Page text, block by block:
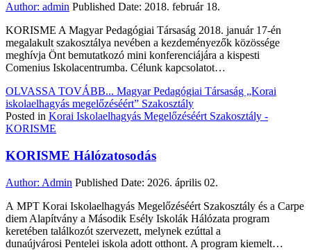
Author: admin Published Date: 2018. február 18.
KORISME A Magyar Pedagógiai Társaság 2018. január 17-én
megalakult szakosztálya nevében a kezdeményezők közössége
meghívja Önt bemutatkozó mini konferenciájára a kispesti
Comenius Iskolacentrumba. Célunk kapcsolatot…
OLVASSA TOVÁBB... Magyar Pedagógiai Társaság „Korai
iskolaelhagyás megelőzéséért” Szakosztály
Posted in Korai Iskolaelhagyás Megelőzéséért Szakosztály -
KORISME
KORISME Hálózatosodás
Author: Admin Published Date: 2026. április 02.
A MPT Korai Iskolaelhagyás Megelőzéséért Szakosztály és a Carpe
diem Alapítvány a Második Esély Iskolák Hálózata program
keretében találkozót szervezett, melynek ezúttal a
dunaújvárosi Pentelei iskola adott otthont. A program kiemelt…